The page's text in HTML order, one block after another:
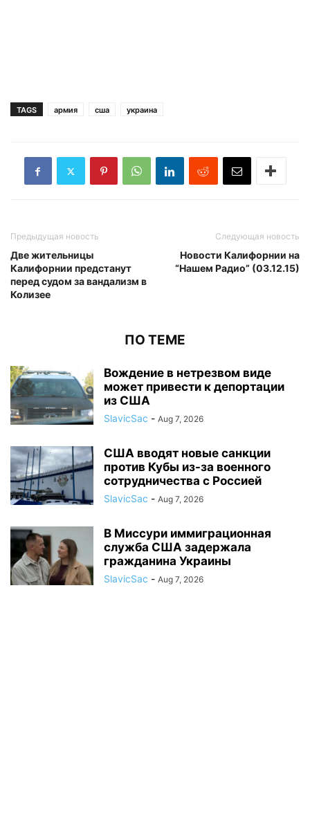
TAGS армия сша украина
Предыдущая новость
Две жительницы
Калифорнии предстанут
перед судом за вандализм в
Колизее
Следующая новость
Новости Калифорнии на
“Нашем Радио” (03.12.15)
ПО ТЕМЕ
Вождение в нетрезвом виде
может привести к депортации
из США
SlavicSac - Aug 7, 2026
США вводят новые санкции
против Кубы из-за военного
сотрудничества с Россией
SlavicSac - Aug 7, 2026
В Миссури иммиграционная
служба США задержала
гражданина Украины
SlavicSac - Aug 7, 2026